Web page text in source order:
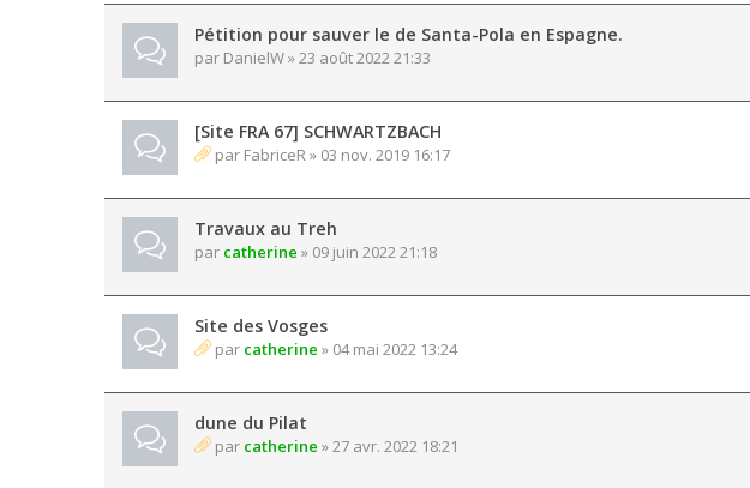
Pétition pour sauver le de Santa-Pola en Espagne.
par DanielW» 23 août 2022 21:33
[Site FRA 67] SCHWARTZBACH
par FabriceR» 03 nov. 2019 16:17
Travaux au Treh
par catherine » 09 juin 2022 21:18
Site des Vosges
par catherine » 04 mai 2022 13:24
dune du Pilat
par catherine » 27 avr. 2022 18:21